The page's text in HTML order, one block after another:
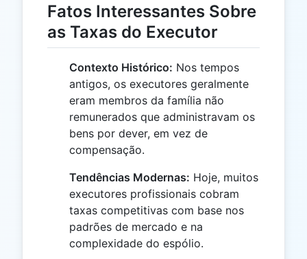
Fatos Interessantes Sobre
as Taxas do Executor
Contexto Histórico: Nos tempos
antigos, os executores geralmente
eram membros da família não
remunerados que administravam os
bens por dever, em vez de
compensação.
Tendências Modernas: Hoje, muitos
executores profissionais cobram
taxas competitivas com base nos
padrões de mercado e na
complexidade do espólio.